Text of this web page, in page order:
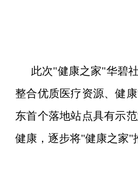
此次"健康之家"华碧
整合优质医疗资源、健
东首个落地站点具有示
健康，逐步将"健康之家"